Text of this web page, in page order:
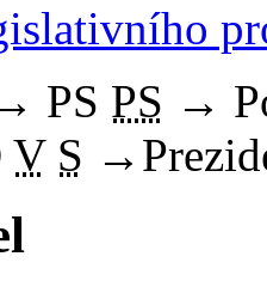
PS PS →
V S →